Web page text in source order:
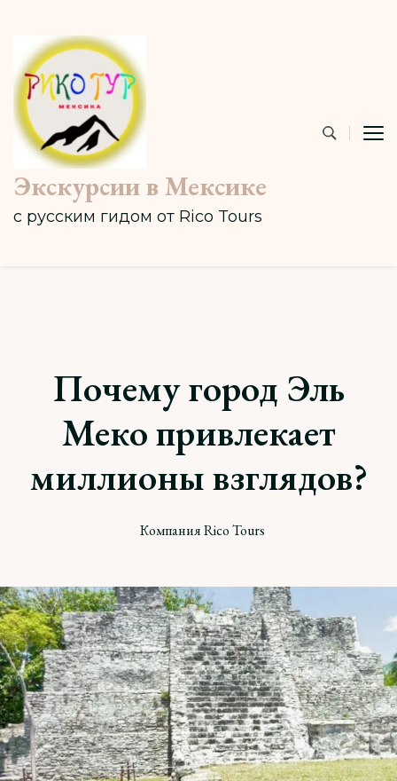
Экскурсии в Мексике
с русским гидом от Rico Tours
Почему город Эль
Меко привлекает
миллионы взглядов?
Компания Rico Tours